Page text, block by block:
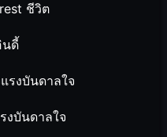
ชีวิต
นดี้
รงบันดาลใจ
งบันดาลใจ